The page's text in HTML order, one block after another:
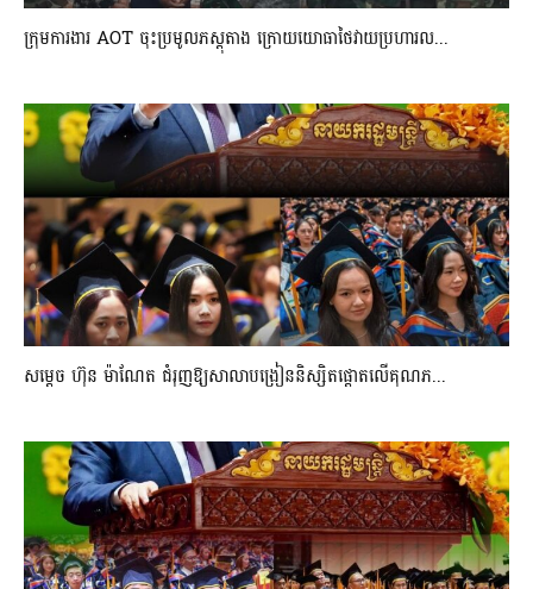
ក្រុមការងារ AOT ចុះប្រមូលភស្តុតាង ក្រោយយោធាថៃវាយប្រហារល...
សម្តេច ហ៊ុន ម៉ាណែត ជំរុញឱ្យសាលាបង្រៀននិស្សិតផ្តោតលើគុណភ...